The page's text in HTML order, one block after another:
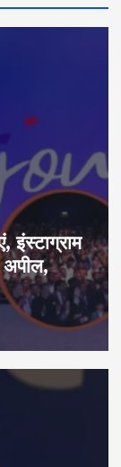
इंस्टाग्राम
अपील,